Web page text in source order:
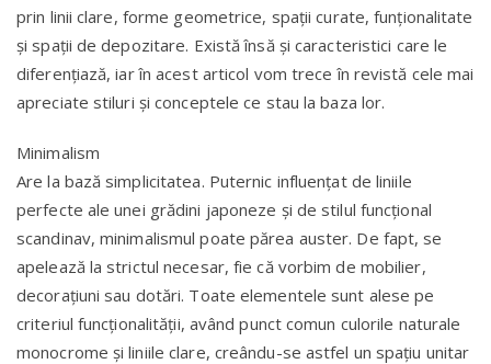
prin linii clare, forme geometrice, spații curate, funționalitate
și spații de depozitare. Există însă și caracteristici care le
diferențiază, iar în acest articol vom trece în revistă cele mai
apreciate stiluri și conceptele ce stau la baza lor.
Minimalism
Are la bază simplicitatea. Puternic influențat de liniile
perfecte ale unei grădini japoneze și de stilul funcțional
scandinav, minimalismul poate părea auster. De fapt, se
apelează la strictul necesar, fie că vorbim de mobilier,
decorațiuni sau dotări. Toate elementele sunt alese pe
criteriul funcționalității, având punct comun culorile naturale
monocrome și liniile clare, creându-se astfel un spațiu unitar